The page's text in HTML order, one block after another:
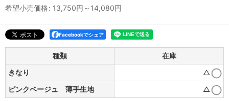
希望小売価格: 13,750円 ～14,080円
Facebookでシェア
種類
在庫
きなり
△
ピンクベージュ 薄手生地
△